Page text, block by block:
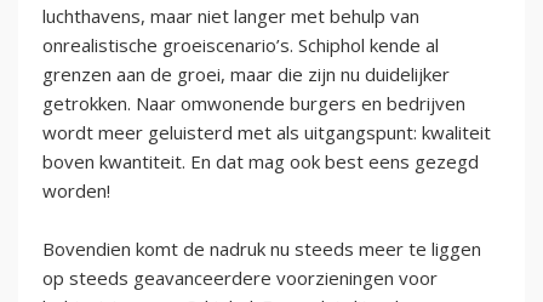
luchthavens, maar niet langer met behulp van
onrealistische groeiscenario’s. Schiphol kende al
grenzen aan de groei, maar die zijn nu duidelijker
getrokken. Naar omwonende burgers en bedrijven
wordt meer geluisterd met als uitgangspunt: kwaliteit
boven kwantiteit. En dat mag ook best eens gezegd
worden!
Bovendien komt de nadruk nu steeds meer te liggen
op steeds geavanceerdere voorzieningen voor